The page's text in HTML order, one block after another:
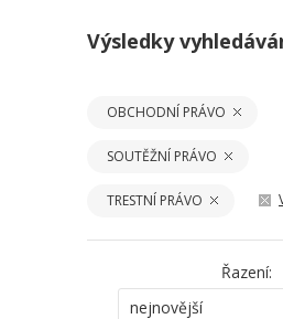
Výsledky
OBCHODNÍ PRÁVO
SOUTĚŽNÍ PRÁVO
TRESTNÍ PRÁVO
Řazení:
nejnovější